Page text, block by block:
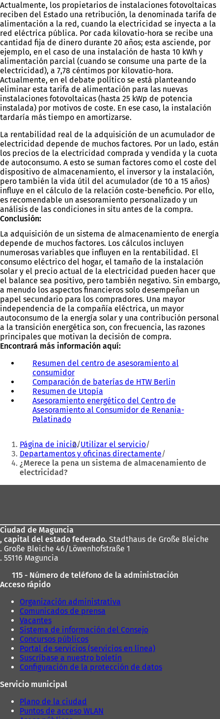
Actualmente, los propietarios de instalaciones fotovoltaicas
reciben del Estado una retribución, la denominada tarifa de
alimentación a la red, cuando la electricidad se inyecta a la
red eléctrica pública. Por cada kilovatio-hora se recibe una
cantidad fija de dinero durante 20 años; esta asciende, por
ejemplo, en el caso de una instalación de hasta 10 kWh y
alimentación parcial (cuando se consume una parte de la
electricidad), a 7,78 céntimos por kilovatio-hora.
Actualmente, en el debate político se está planteando
eliminar esta tarifa de alimentación para las nuevas
instalaciones fotovoltaicas (hasta 25 kWp de potencia
instalada) por motivos de coste. En ese caso, la instalación
tardaría más tiempo en amortizarse.
La rentabilidad real de la adquisición de un acumulador de
electricidad depende de muchos factores. Por un lado, están
los precios de la electricidad comprada y vendida y la cuota
de autoconsumo. A esto se suman factores como el coste del
dispositivo de almacenamiento, el inversor y la instalación,
pero también la vida útil del acumulador (de 10 a 15 años)
influye en el cálculo de la relación coste-beneficio. Por ello,
es recomendable un asesoramiento personalizado y un
análisis de las condiciones in situ antes de la compra.
Conclusión:
La adquisición de un sistema de almacenamiento de energía
depende de muchos factores. Los cálculos incluyen
numerosas variables que influyen en la rentabilidad. El
consumo eléctrico del hogar, el tamaño de la instalación
solar y el precio actual de la electricidad pueden hacer que
el balance sea positivo, pero también negativo. Sin embargo,
a menudo los aspectos financieros solo desempeñan un
papel secundario para los compradores. Una mayor
independencia de la compañía eléctrica, un mayor
autoconsumo de la energía solar y una contribución personal
a la transición energética son, con frecuencia, las razones
principales que motivan la decisión de compra.
Encontrará más información aquí:
Resumen del centro de asesoramiento al
consumidor(
S
e
a
b
n
u
n
n
a
e
s
ñ
)
Comparación de baterías de HTW Berlin
e
a
n
u
a
v
p
a
Resumen de Utopía
S
e
e
e
n
n
e
a
p
t
a
)
Asesoramiento energético del Centro de
Asesoramiento al Consumidor de Renania-
Palatinado(
a
b
r
e
a
n
u
e
p
t
a
ñ
a
)
Estás
aquí:
Página de inicio Utilizar el servicio
Departamentos y oficinas directamente
¿Merece la pena un sistema de almacenamiento de
electricidad?
pies
Ciudad de Maguncia
, capital del estado federado. Stadthaus de Große Bleiche
. Große Bleiche 46/Löwenhofstraße 1
. 55116 Maguncia
115 - Número de teléfono de la administración
Acceso rápido
Organización administrativa
Comunicados de prensa
Vacantes
Sistema de información del Consejo
Concursos públicos
Portal de servicios (servicios en línea)
Suscríbase a nuestro boletín
Configuración de la protección de datos
Servicio municipal
Plano de la ciudad
Puntos de acceso WLAN